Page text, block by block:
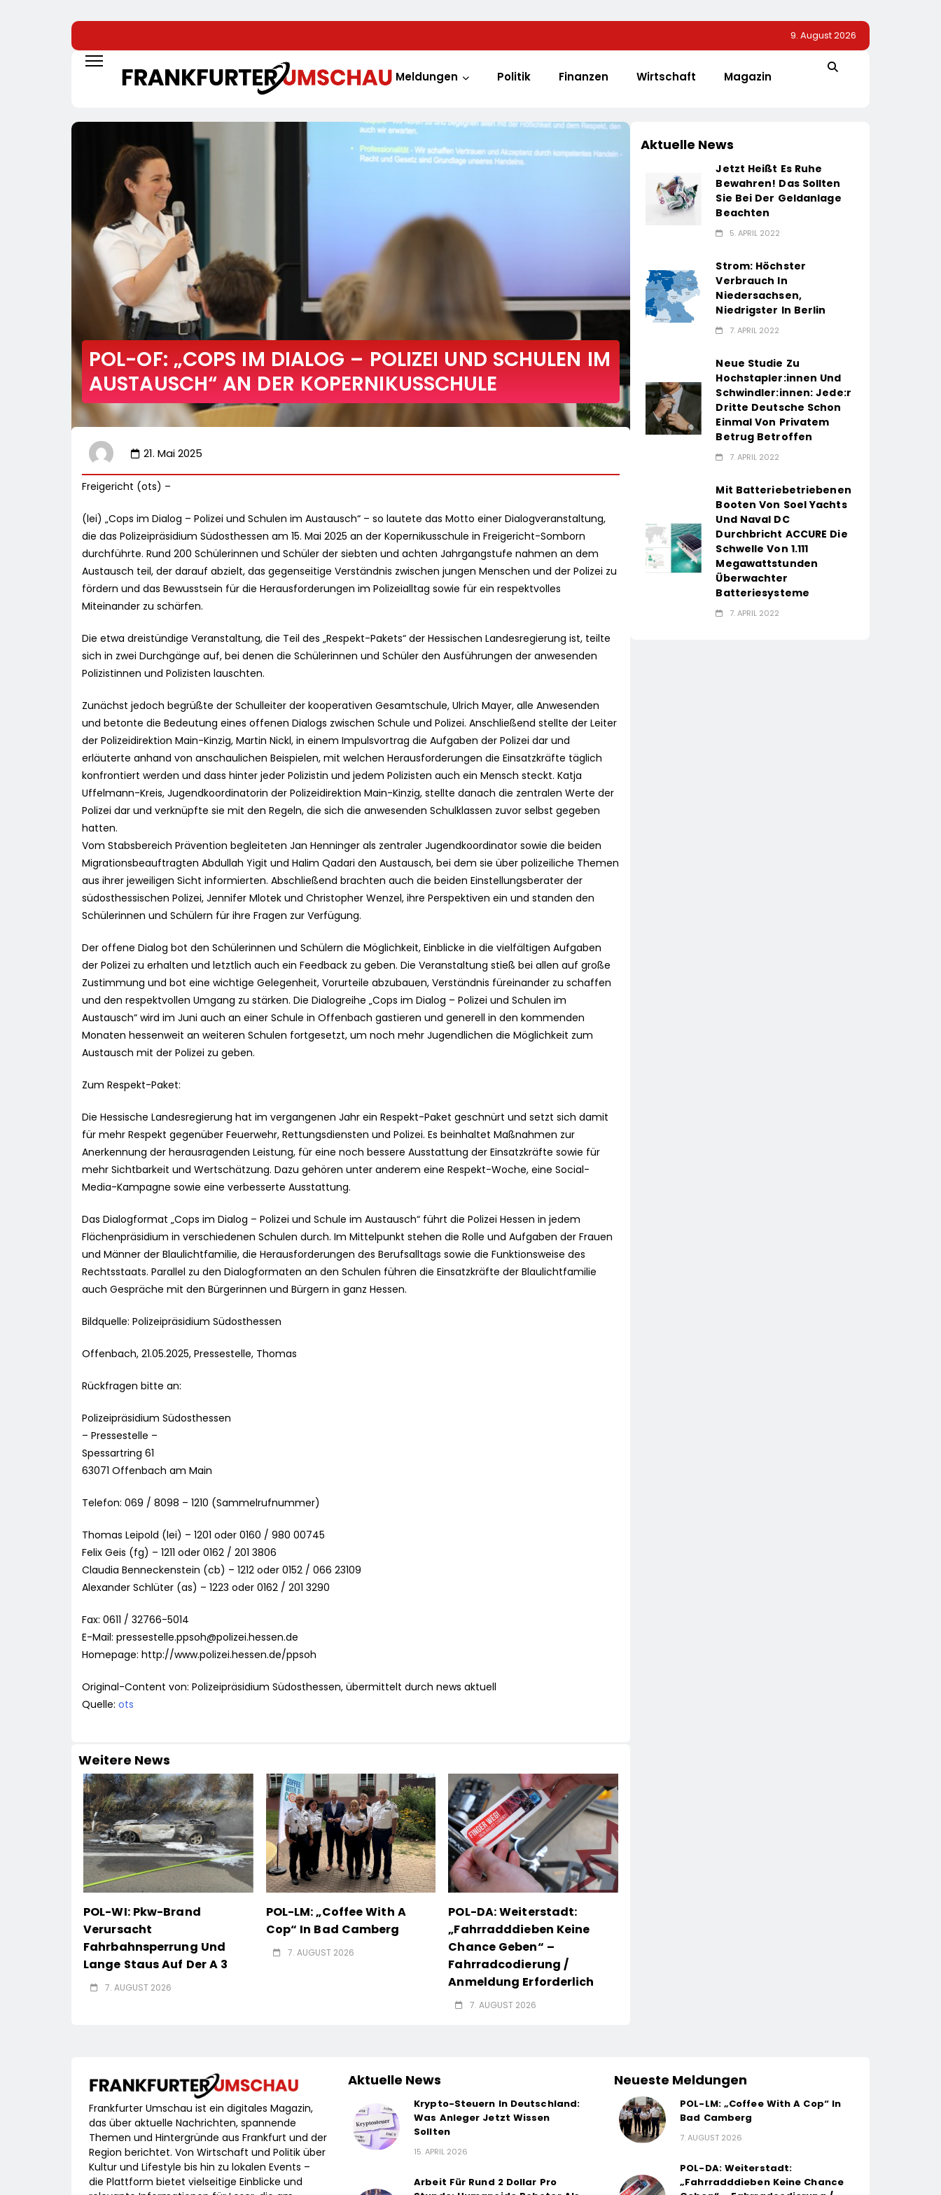
9. August 2026
Meldungen Politik Finanzen Wirtschaft Magazin
POL-OF: „COPS IM DIALOG – POLIZEI UND SCHULEN IM
AUSTAUSCH“ AN DER KOPERNIKUSSCHULE
21. Mai 2025
Freigericht (ots) –
(lei) „Cops im Dialog – Polizei und Schulen im Austausch“ – so lautete das Motto einer Dialogveranstaltung,
die das Polizeipräsidium Südosthessen am 15. Mai 2025 an der Kopernikusschule in Freigericht-Somborn
durchführte. Rund 200 Schülerinnen und Schüler der siebten und achten Jahrgangstufe nahmen an dem
Austausch teil, der darauf abzielt, das gegenseitige Verständnis zwischen jungen Menschen und der Polizei zu
fördern und das Bewusstsein für die Herausforderungen im Polizeialltag sowie für ein respektvolles
Miteinander zu schärfen.
Die etwa dreistündige Veranstaltung, die Teil des „Respekt-Pakets“ der Hessischen Landesregierung ist, teilte
sich in zwei Durchgänge auf, bei denen die Schülerinnen und Schüler den Ausführungen der anwesenden
Polizistinnen und Polizisten lauschten.
Zunächst jedoch begrüßte der Schulleiter der kooperativen Gesamtschule, Ulrich Mayer, alle Anwesenden
und betonte die Bedeutung eines offenen Dialogs zwischen Schule und Polizei. Anschließend stellte der Leiter
der Polizeidirektion Main-Kinzig, Martin Nickl, in einem Impulsvortrag die Aufgaben der Polizei dar und
erläuterte anhand von anschaulichen Beispielen, mit welchen Herausforderungen die Einsatzkräfte täglich
konfrontiert werden und dass hinter jeder Polizistin und jedem Polizisten auch ein Mensch steckt. Katja
Uffelmann-Kreis, Jugendkoordinatorin der Polizeidirektion Main-Kinzig, stellte danach die zentralen Werte der
Polizei dar und verknüpfte sie mit den Regeln, die sich die anwesenden Schulklassen zuvor selbst gegeben
hatten.
Vom Stabsbereich Prävention begleiteten Jan Henninger als zentraler Jugendkoordinator sowie die beiden
Migrationsbeauftragten Abdullah Yigit und Halim Qadari den Austausch, bei dem sie über polizeiliche Themen
aus ihrer jeweiligen Sicht informierten. Abschließend brachten auch die beiden Einstellungsberater der
südosthessischen Polizei, Jennifer Mlotek und Christopher Wenzel, ihre Perspektiven ein und standen den
Schülerinnen und Schülern für ihre Fragen zur Verfügung.
Der offene Dialog bot den Schülerinnen und Schülern die Möglichkeit, Einblicke in die vielfältigen Aufgaben
der Polizei zu erhalten und letztlich auch ein Feedback zu geben. Die Veranstaltung stieß bei allen auf große
Zustimmung und bot eine wichtige Gelegenheit, Vorurteile abzubauen, Verständnis füreinander zu schaffen
und den respektvollen Umgang zu stärken. Die Dialogreihe „Cops im Dialog – Polizei und Schulen im
Austausch“ wird im Juni auch an einer Schule in Offenbach gastieren und generell in den kommenden
Monaten hessenweit an weiteren Schulen fortgesetzt, um noch mehr Jugendlichen die Möglichkeit zum
Austausch mit der Polizei zu geben.
Zum Respekt-Paket:
Die Hessische Landesregierung hat im vergangenen Jahr ein Respekt-Paket geschnürt und setzt sich damit
für mehr Respekt gegenüber Feuerwehr, Rettungsdiensten und Polizei. Es beinhaltet Maßnahmen zur
Anerkennung der herausragenden Leistung, für eine noch bessere Ausstattung der Einsatzkräfte sowie für
mehr Sichtbarkeit und Wertschätzung. Dazu gehören unter anderem eine Respekt-Woche, eine Social-
Media-Kampagne sowie eine verbesserte Ausstattung.
Das Dialogformat „Cops im Dialog – Polizei und Schule im Austausch“ führt die Polizei Hessen in jedem
Flächenpräsidium in verschiedenen Schulen durch. Im Mittelpunkt stehen die Rolle und Aufgaben der Frauen
und Männer der Blaulichtfamilie, die Herausforderungen des Berufsalltags sowie die Funktionsweise des
Rechtsstaats. Parallel zu den Dialogformaten an den Schulen führen die Einsatzkräfte der Blaulichtfamilie
auch Gespräche mit den Bürgerinnen und Bürgern in ganz Hessen.
Bildquelle: Polizeipräsidium Südosthessen
Offenbach, 21.05.2025, Pressestelle, Thomas
Rückfragen bitte an:
Polizeipräsidium Südosthessen
– Pressestelle –
Spessartring 61
63071 Offenbach am Main
Telefon: 069 / 8098 – 1210 (Sammelrufnummer)
Thomas Leipold (lei) – 1201 oder 0160 / 980 00745
Felix Geis (fg) – 1211 oder 0162 / 201 3806
Claudia Benneckenstein (cb) – 1212 oder 0152 / 066 23109
Alexander Schlüter (as) – 1223 oder 0162 / 201 3290
Fax: 0611 / 32766-5014
E-Mail: pressestelle.ppsoh@polizei.hessen.de
Homepage: http://www.polizei.hessen.de/ppsoh
Original-Content von: Polizeipräsidium Südosthessen, übermittelt durch news aktuell
Quelle: ots
Weitere News
POL-WI: Pkw-Brand
Verursacht
Fahrbahnsperrung Und
Lange Staus Auf Der A 3
7. AUGUST 2026
POL-LM: „Coffee With A
Cop“ In Bad Camberg
7. AUGUST 2026
POL-DA: Weiterstadt:
„Fahrradddieben Keine
Chance Geben“ –
Fahrradcodierung /
Anmeldung Erforderlich
7. AUGUST 2026
Aktuelle News
Jetzt Heißt Es Ruhe
Bewahren! Das Sollten
Sie Bei Der Geldanlage
Beachten
5. APRIL 2022
Strom: Höchster
Verbrauch In
Niedersachsen,
Niedrigster In Berlin
7. APRIL 2022
Neue Studie Zu
Hochstapler:innen Und
Schwindler:innen: Jede:r
Dritte Deutsche Schon
Einmal Von Privatem
Betrug Betroffen
7. APRIL 2022
Mit Batteriebetriebenen
Booten Von Soel Yachts
Und Naval DC
Durchbricht ACCURE Die
Schwelle Von 1.111
Megawattstunden
Überwachter
Batteriesysteme
7. APRIL 2022
Frankfurter Umschau ist ein digitales Magazin,
das über aktuelle Nachrichten, spannende
Themen und Hintergründe aus Frankfurt und der
Region berichtet. Von Wirtschaft und Politik über
Kultur und Lifestyle bis hin zu lokalen Events –
die Plattform bietet vielseitige Einblicke und
Aktuelle News
Krypto-Steuern In Deutschland:
Was Anleger Jetzt Wissen
Sollten
15. APRIL 2026
Arbeit Für Rund 2 Dollar Pro
Neueste Meldungen
POL-LM: „Coffee With A Cop“ In
Bad Camberg
7. AUGUST 2026
POL-DA: Weiterstadt:
„Fahrradddieben Keine Chance